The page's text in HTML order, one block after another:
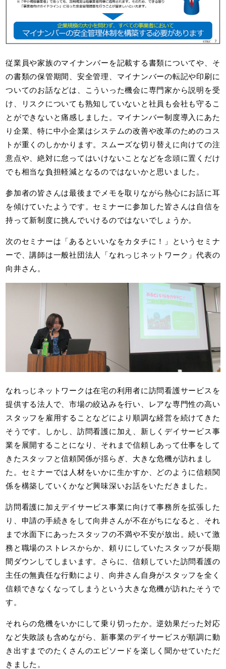
従業員や家族のマイナンバーを記載する書類についてや、そ
の書類の保管期間、安全管理、マイナンバーの転記や印刷に
ついてのお話などは、こういった機会に専門家から説明を受
け、リスクについても熟知していないと社員も会社も守るこ
とができないと痛感しました。マイナンバー制度導入にあた
り企業、特に中小企業はシステムの改善や改革のためのコス
トが重くのしかかります。スムーズな切り替えに向けての注
意点や、絶対に怠ってはいけないことなどを念頭に置くだけ
でも相当な負担軽減となるのではないかと思いました。
参加者の皆さんは最後までメモを取りながら熱心にお話に耳
を傾けていたようです。セミナーに参加した皆さんは自信を
持って新制度に挑んでいけるのではないでしょうか。
次のセミナーは「あるといいなをカタチに！」というセミナ
ーで、講師は一般社団法人「なれっじネットワーク」代表の
向井さん。
なれっじネットワークは在宅の利用者に訪問看護サービスを
提供する法人で、市場の絞込みを行い、レアな専門性の高い
スタッフを雇用することなどにより順調な経営を続けてきた
そうです。しかし、訪問看護に加え、新しくデイサービス事
業を展開することになり、それまで信頼しあって仕事をして
きたスタッフと信頼関係が揺らぎ、大きな危機が訪れまし
た。セミナーでは人材をいかに生かすか、どのように信頼関
係を構築していくかなど興味深いお話をいただきました。
訪問看護に加えデイサービス事業に向けて事務所を拡張した
り、申請の手続きをして向井さんが不在がちになると、それ
まで水面下にあったスタッフの不満や不安が放出。続いて激
務と職場のストレスからか、頼りにしていたスタッフが長期
間ダウンしてしまいます。さらに、信頼していた訪問看護の
主任の無責任な行動により、向井さん自身がスタッフを全く
信頼できなくなってしまうという大きな危機が訪れたそうで
す。
それらの危機をいかにして乗り切ったか。逆効果だった対応
など失敗談も含めながら、新事業のデイサービスが順調に動
き出すまでのたくさんのエピソードを楽しく聞かせていただ
きました。